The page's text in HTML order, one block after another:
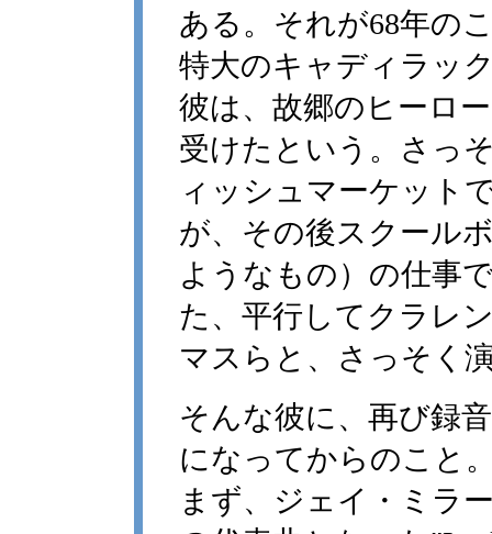
ある。それが68年の
特大のキャディラッ
彼は、故郷のヒーロ
受けたという。さっ
ィッシュマーケット
が、その後スクール
ようなもの）の仕事
た、平行してクラレ
マスらと、さっそく
そんな彼に、再び録
になってからのこと
まず、ジェイ・ミラ